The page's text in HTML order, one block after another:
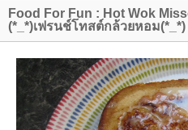
Food For Fun : Hot Wok
(*_*)เฟรนช์โทสต์กล้วยหอม(*_*)